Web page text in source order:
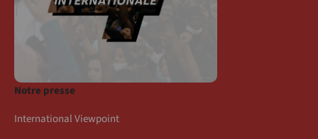
Notre presse
International Viewpoint